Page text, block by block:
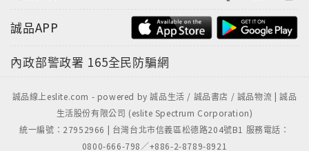
誠品APP
內政部警政署 165全民防騙網
誠品線上eslite.com - powered by 誠品生活 / 誠品書店 / 誠品物流 | 誠品
生活股份有限公司 (eslite Spectrum Corporation)
統一編號：27952966 | 台灣台北市信義區松德路204號B1 服務電話：
0800-666-798／+886-2-8789-8921